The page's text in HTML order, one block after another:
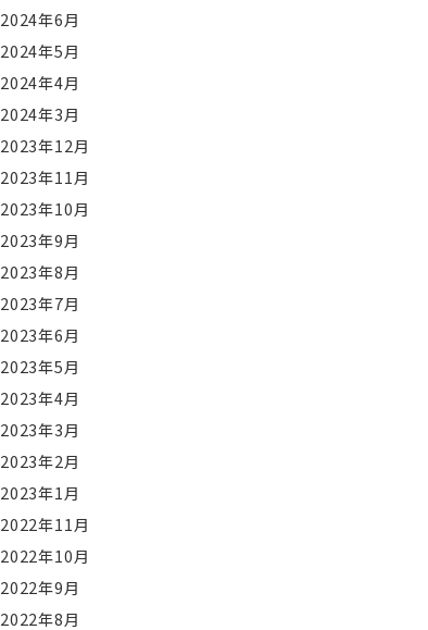
2024年6月
2024年5月
2024年4月
2024年3月
2023年12月
2023年11月
2023年10月
2023年9月
2023年8月
2023年7月
2023年6月
2023年5月
2023年4月
2023年3月
2023年2月
2023年1月
2022年11月
2022年10月
2022年9月
2022年8月